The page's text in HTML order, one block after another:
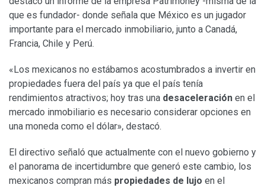
que es fundador- donde señala que México es un jugador
importante para el mercado inmobiliario, junto a Canadá,
Francia, Chile y Perú.
«Los mexicanos no estábamos acostumbrados a invertir en
propiedades fuera del país ya que el país tenía
rendimientos atractivos; hoy tras una desaceleración en el
mercado inmobiliario es necesario considerar opciones en
una moneda como el dólar», destacó.
El directivo señaló que actualmente con el nuevo gobierno y
el panorama de incertidumbre que generó este cambio, los
mexicanos compran más propiedades de lujo en el